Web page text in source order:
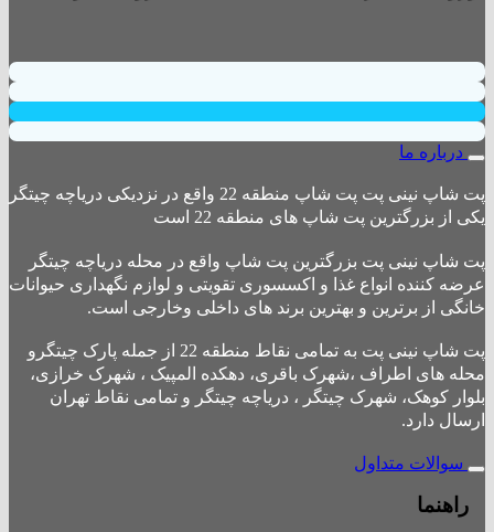
درباره ما
پت شاپ نینی پت پت شاپ منطقه 22 واقع در نزدیکی دریاچه چیتگر
یکی از بزرگترین پت شاپ های منطقه 22 است
پت شاپ نینی پت بزرگترین پت شاپ واقع در محله دریاچه چیتگر
عرضه کننده انواع غذا و اکسسوری تقویتی و لوازم نگهداری حیوانات
خانگی از برترین و بهترین برند های داخلی وخارجی است.
پت شاپ نینی پت به تمامی نقاط منطقه 22 از جمله پارک چیتگرو
محله های اطراف ،شهرک باقری، دهکده المپیک ، شهرک خرازی،
بلوار کوهک، شهرک چیتگر ، دریاچه چیتگر و تمامی نقاط تهران
ارسال دارد.
سوالات متداول
راهنما